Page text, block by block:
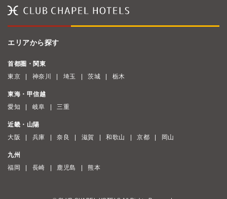
エリアから探す
首都圏・関東
東京
神奈川 埼玉 茨城 栃木
東海・甲信越
愛知
岐阜 三重
近畿・山陽
大阪
兵庫 奈良 滋賀 和歌山 京都 岡山
九州
福岡
長崎 鹿児島 熊本